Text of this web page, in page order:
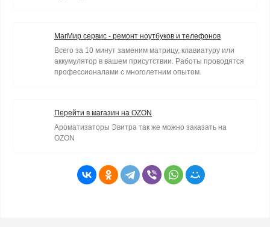
МагМир сервис - ремонт ноутбуков и телефонов
Всего за 10 минут заменим матрицу, клавиатуру или
аккумулятор в вашем присутствии. Работы проводятся
профессионалами с многолетним опытом.
Перейти в магазин на OZON
Ароматизаторы Эвитра так же можно заказать на
OZON